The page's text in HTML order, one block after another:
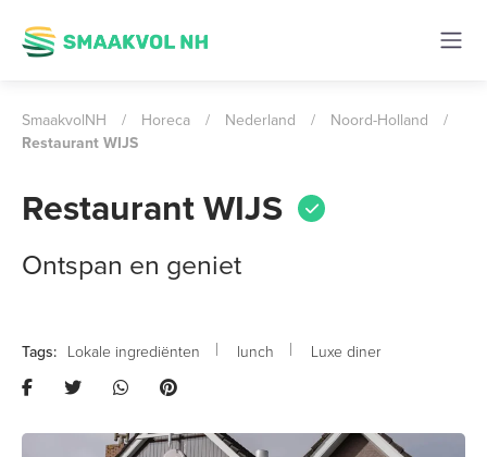
SmaakvolNH / Horeca / Nederland / Noord-Holland
/
Restaurant WIJS
Restaurant WIJS
Ontspan en geniet
Lokale ingrediënten lunch Luxe diner